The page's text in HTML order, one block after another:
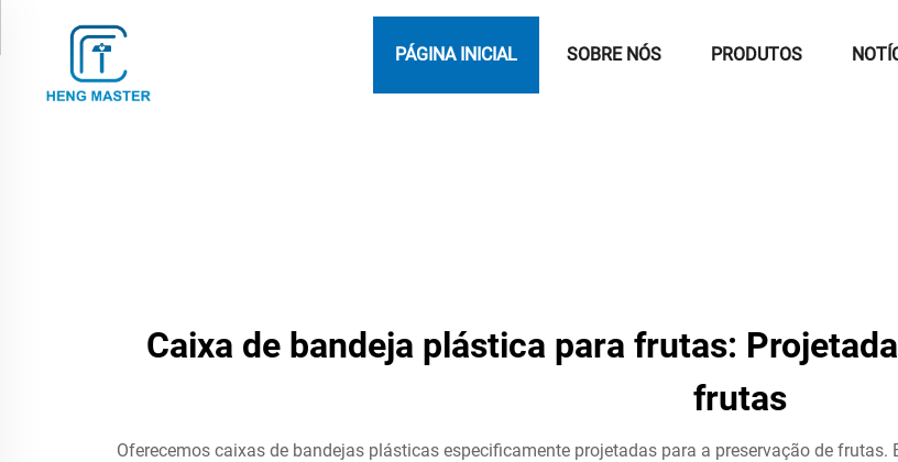
PÁGINA INICIAL SOBRE NÓS PRODUTOS
Caixa de bandeja plástica para frutas:
frutas
Oferecemos caixas de bandejas plásticas especificamente projetadas para a preservação de